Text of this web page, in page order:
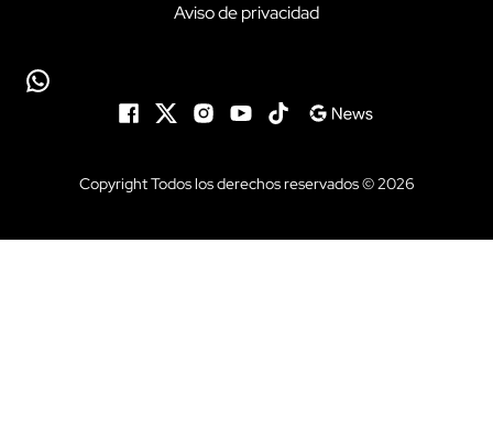
Aviso de privacidad
Copyright Todos los derechos reservados © 2026